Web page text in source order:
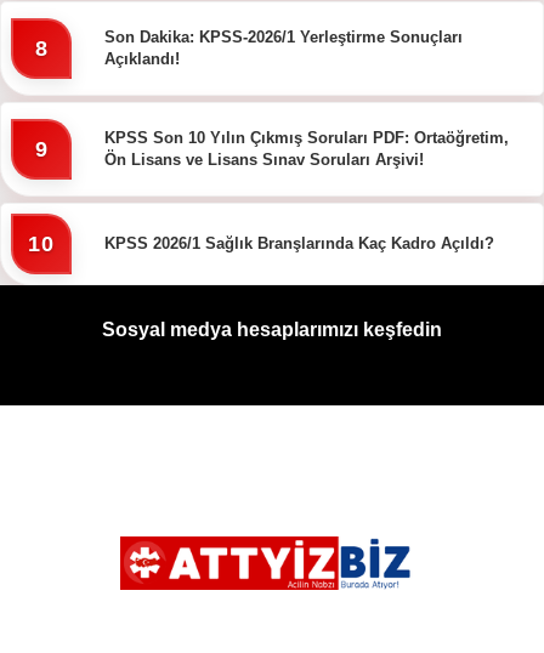
8
Son Dakika: KPSS-2026/1 Yerleştirme Sonuçları
Açıklandı!
9
KPSS Son 10 Yılın Çıkmış Soruları PDF: Ortaöğretim,
Ön Lisans ve Lisans Sınav Soruları Arşivi!
10 KPSS 2026/1 Sağlık Branşlarında Kaç Kadro Açıldı?
Sosyal medya hesaplarımızı keşfedin